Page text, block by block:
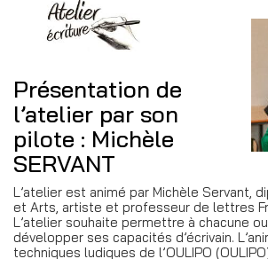
Présentation de
l’atelier par son
pilote : Michèle
SERVANT
L’atelier est animé par Michèle Servant,
et Arts, artiste et professeur de lettres
L’atelier souhaite permettre à chacune
développer ses capacités d’écrivain.
techniques ludiques de l’OULIPO